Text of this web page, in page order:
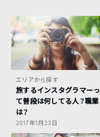
エリアから探す
旅するインスタグラマーっ
て普段は何してる人？職業
は？
2017年1月23日